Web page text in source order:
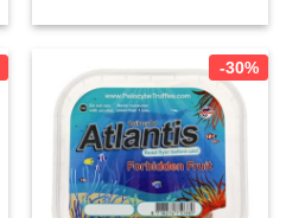
preços:
€16,07
-30%